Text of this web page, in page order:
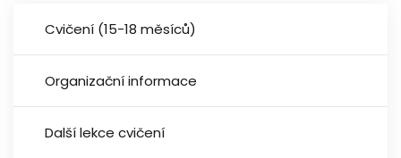
Cvičení (15-18 měsíců)
Organizační informace
Další lekce cvičení